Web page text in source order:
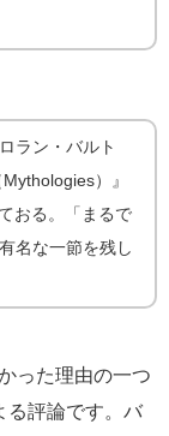
ラン・バルト
）』
おる。「まるで
名な一節を残し
った理由の一つ
る評論です。バ